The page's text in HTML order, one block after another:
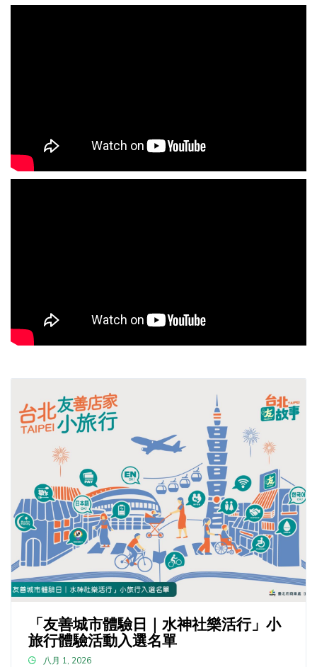
「友善城市體驗日｜水神社樂活行」小
旅行體驗活動入選名單
八月 1, 2026